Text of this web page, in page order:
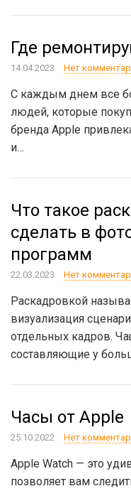
Где
14.04.2023 Нет
С каждым днем все
людей, которые
бренда Apple
и…
Что такое
сделать в
программ
22.03.2023 Нет
Раскадровкой
визуализация
отдельных кадров.
составляющие у
Часы от Apple
25.10.2022 Нет
Apple Watch — это
позволяет вам